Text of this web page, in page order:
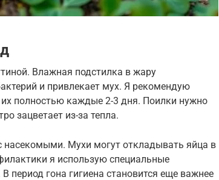
Влажная подстилка в жару
и привлекает мух. Я рекомендую
полностью каждые 2-3 дня. Поилки нужно
зацветает из-за тепла.
насекомыми. Мухи могут откладывать яйца в
я использую специальные
период гона гигиена становится еще важнее